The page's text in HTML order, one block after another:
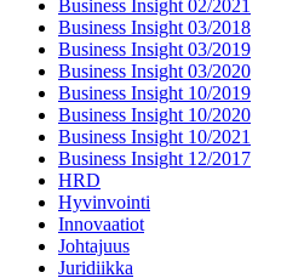
Business Insight 02/2021
Business Insight 03/2018
Business Insight 03/2019
Business Insight 03/2020
Business Insight 10/2019
Business Insight 10/2020
Business Insight 10/2021
Business Insight 12/2017
HRD
Hyvinvointi
Innovaatiot
Johtajuus
Juridiikka